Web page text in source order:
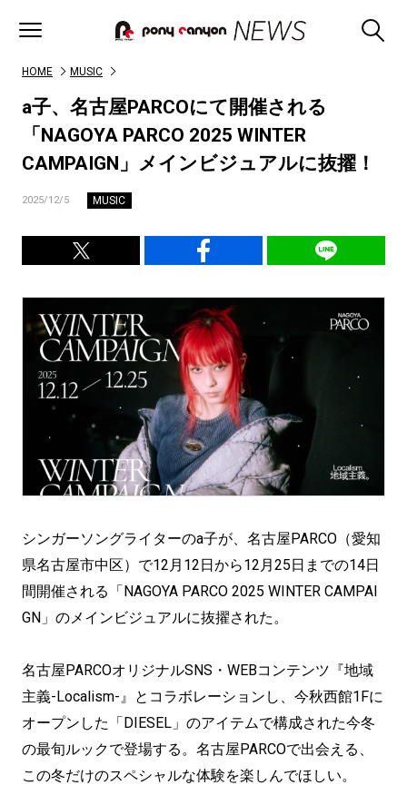
HOME MUSIC
a子、名古屋PARCOにて開催される
「NAGOYA PARCO 2025 WINTER
CAMPAIGN」メインビジュアルに抜擢！
2025/12/5 MUSIC
シンガーソングライターのa子が、名古屋PARCO（愛知
県名古屋市中区）で12月12日から12月25日までの14日
間開催される「NAGOYA PARCO 2025 WINTER CAMPAI
GN」のメインビジュアルに抜擢された。
名古屋PARCOオリジナルSNS・WEBコンテンツ『地域
主義-Localism-』とコラボレーションし、今秋西館1Fに
オープンした「DIESEL」のアイテムで構成された今冬
の最旬ルックで登場する。名古屋PARCOで出会える、
この冬だけのスペシャルな体験を楽しんでほしい。